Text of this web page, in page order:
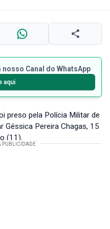
Canal do WhatsApp
aqui
preso pela Polícia Militar de
Géssica Pereira Chagas, 15
(11).